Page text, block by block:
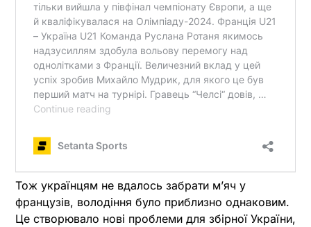
Тож українцям не вдалось забрати м’яч у
французів, володіння було приблизно однаковим.
Це створювало нові проблеми для збірної України,